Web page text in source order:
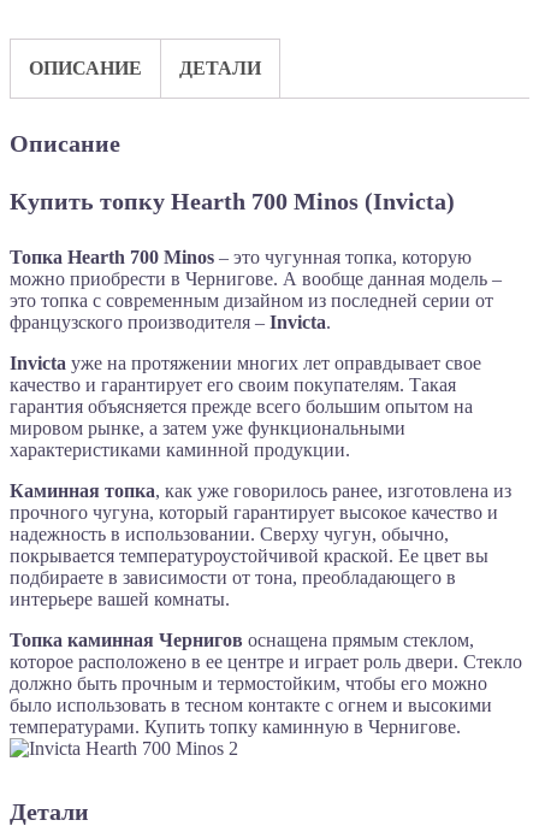
ОПИСАНИЕ ДЕТАЛИ
Описание
Купить топку Hearth 700 Minos (Invicta)
Топка Hearth 700 Minos – это чугунная топка, которую
можно приобрести в Чернигове. А вообще данная модель –
это топка с современным дизайном из последней серии от
французского производителя – Invicta.
Invicta уже на протяжении многих лет оправдывает свое
качество и гарантирует его своим покупателям. Такая
гарантия объясняется прежде всего большим опытом на
мировом рынке, а затем уже функциональными
характеристиками каминной продукции.
Каминная топка, как уже говорилось ранее, изготовлена из
прочного чугуна, который гарантирует высокое качество и
надежность в использовании. Сверху чугун, обычно,
покрывается температуроустойчивой краской. Ее цвет вы
подбираете в зависимости от тона, преобладающего в
интерьере вашей комнаты.
Топка каминная Чернигов оснащена прямым стеклом,
которое расположено в ее центре и играет роль двери. Стекло
должно быть прочным и термостойким, чтобы его можно
было использовать в тесном контакте с огнем и высокими
температурами. Купить топку каминную в Чернигове.
Детали